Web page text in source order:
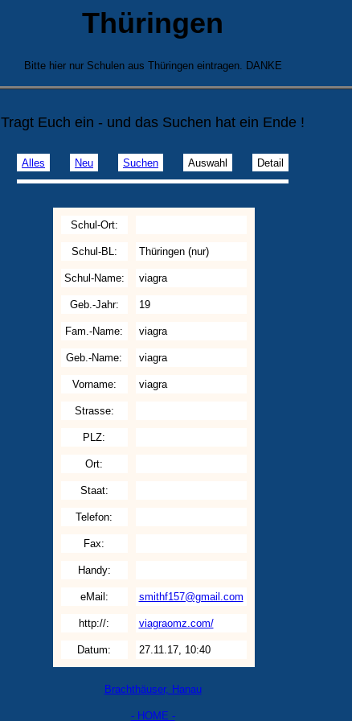
Thüringen
Bitte hier nur Schulen aus Thüringen eintragen. DANKE
Tragt Euch ein - und das Suchen hat ein Ende !
Alles Neu Suchen Auswahl Detail
Schul-Ort:
Schul-BL: Thüringen (nur)
Schul-Name: viagra
Geb.-Jahr: 19
Fam.-Name: viagra
Geb.-Name: viagra
Vorname: viagra
Strasse:
PLZ:
Ort:
Staat:
Telefon:
Fax:
Handy:
eMail: smithf157@gmail.com
http://: viagraomz.com/
Datum: 27.11.17, 10:40
Brachthäuser, Hanau
- HOME -